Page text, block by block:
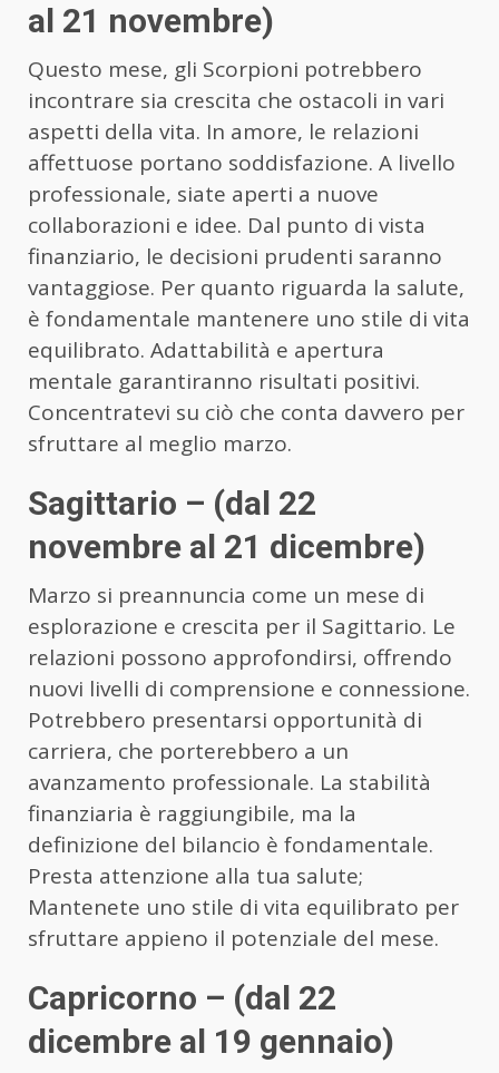
al 21 novembre)
Questo mese, gli Scorpioni potrebbero
incontrare sia crescita che ostacoli in vari
aspetti della vita. In amore, le relazioni
affettuose portano soddisfazione. A livello
professionale, siate aperti a nuove
collaborazioni e idee. Dal punto di vista
finanziario, le decisioni prudenti saranno
vantaggiose. Per quanto riguarda la salute,
è fondamentale mantenere uno stile di vita
equilibrato. Adattabilità e apertura
mentale garantiranno risultati positivi.
Concentratevi su ciò che conta davvero per
sfruttare al meglio marzo.
Sagittario – (dal 22
novembre al 21 dicembre)
Marzo si preannuncia come un mese di
esplorazione e crescita per il Sagittario. Le
relazioni possono approfondirsi, offrendo
nuovi livelli di comprensione e connessione.
Potrebbero presentarsi opportunità di
carriera, che porterebbero a un
avanzamento professionale. La stabilità
finanziaria è raggiungibile, ma la
definizione del bilancio è fondamentale.
Presta attenzione alla tua salute;
Mantenete uno stile di vita equilibrato per
sfruttare appieno il potenziale del mese.
Capricorno – (dal 22
dicembre al 19 gennaio)